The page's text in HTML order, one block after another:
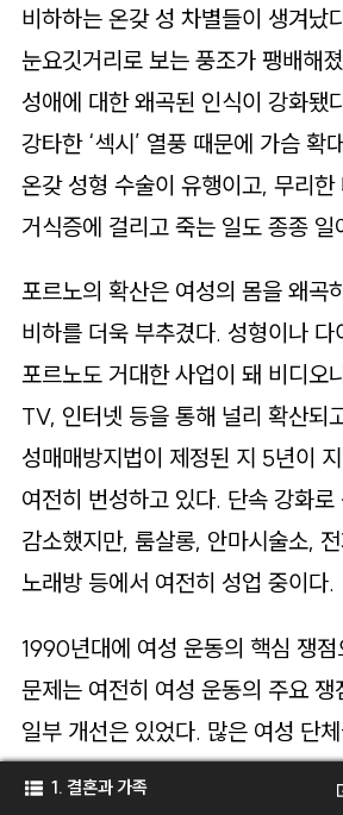
비하하는 온갖 성 차별들이 생겨났
눈요깃거리로 보는 풍조가 팽배해
성애에 대한 왜곡된 인식이 강화됐
강타한 ‘섹시’ 열풍 때문에 가슴 확
온갖 성형 수술이 유행이고, 무리
거식증에 걸리고 죽는 일도 종종 일
포르노의 확산은 여성의 몸을 왜곡
비하를 더욱 부추겼다. 성형이나 다
포르노도 거대한 사업이 돼 비디
TV, 인터넷 등을 통해 널리 확산되
성매매방지법이 제정된 지 5년이
여전히 번성하고 있다. 단속 강화
감소했지만, 룸살롱, 안마시술소,
노래방 등에서 여전히 성업 중이다.
1990년대에 여성 운동의 핵심 쟁
문제는 여전히 여성 운동의 주요 쟁
일부 개선은 있었다. 많은 여성 단
운동의 성과로 1994년 제정된 성폭
1. 결혼과 가족